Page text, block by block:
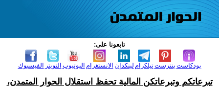
تابعونا على:
الفيسبوك التويتر اليوتيوب الانستغرام لينكدإن تيلكرامبنترست بودكاست
تبرعاتكم وتبرعاتكن المالية تحفظ استقلال الحوار المتمدن،